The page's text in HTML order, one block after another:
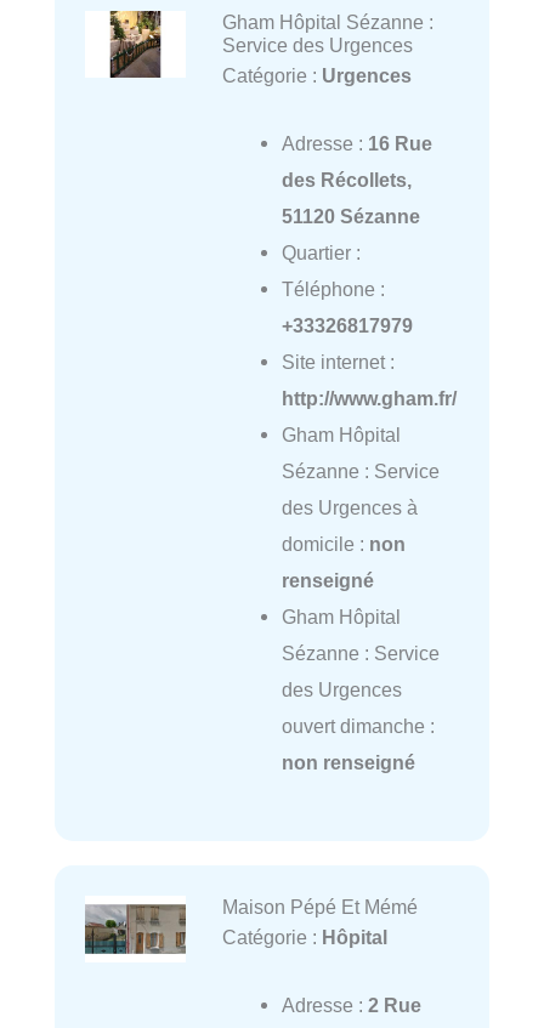
Gham Hôpital Sézanne :
Service des Urgences
Catégorie : Urgences
Adresse : 16 Rue
des Récollets,
51120 Sézanne
Quartier :
Téléphone :
+33326817979
Site internet :
http://www.gham.fr/
Gham Hôpital
Sézanne : Service
des Urgences à
domicile : non
renseigné
Gham Hôpital
Sézanne : Service
des Urgences
ouvert dimanche :
non renseigné
Maison Pépé Et Mémé
Catégorie : Hôpital
Adresse : 2 Rue